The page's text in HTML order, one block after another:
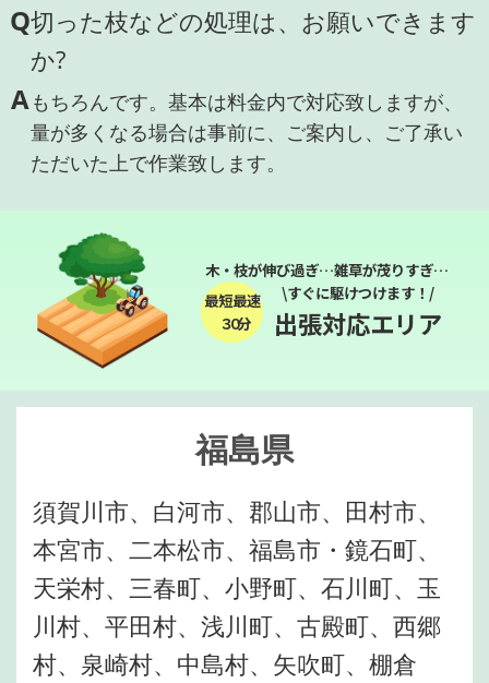
Q切った枝などの処理は、お願いできます
か?
Aもちろんです。基本は料金内で対応致しますが、
量が多くなる場合は事前に、ご案内し、ご了承い
ただいた上で作業致します。
木・枝が伸び過ぎ…雑草が茂りすぎ…
最短最速
３０分
\すぐに駆けつけます！/
出張対応エリア
福島県
須賀川市、白河市、郡山市、田村市、
本宮市、二本松市、福島市・鏡石町、
天栄村、三春町、小野町、石川町、玉
川村、平田村、浅川町、古殿町、西郷
村、泉崎村、中島村、矢吹町、棚倉